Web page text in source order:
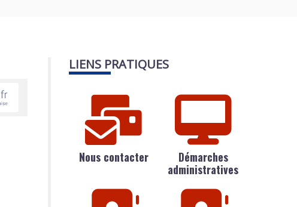
LIENS PRATIQUES
Nous contacter
Démarches
administratives